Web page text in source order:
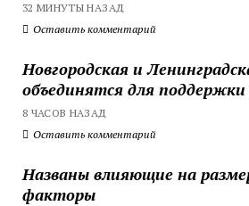
32 МИНУТЫ НАЗАД
Оставить комментарий
Новгородская и
объединятся для
8 ЧАСОВ НАЗАД
Оставить комментарий
Названы влияющие на
факторы